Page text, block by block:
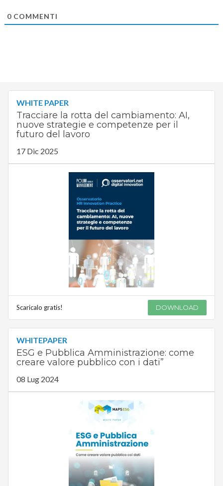
0COMMENTI
WHITE PAPER
Tracciare la rotta del cambiamento: AI,
nuove strategie e competenze per il
futuro del lavoro
17 Dic 2025
Scaricalo gratis! DOWNLOAD
WHITEPAPER
ESG e Pubblica Amministrazione: come
creare valore pubblico con i dati”
08 Lug 2024